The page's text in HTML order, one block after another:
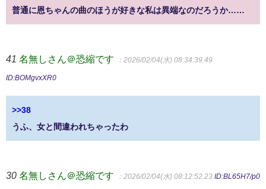
普通に恩ちゃんの曲のほうが好きな私は異端なのだろうか……
41 名無しさん＠恐縮です ：2026/02/04(水) 08:34:39.49
ID:BOMgvxXR0
>>38
うふ、女と間違われちゃったわ
30 名無しさん＠恐縮です ：2026/02/04(水) 08:12:52.23 ID:BL65H7/p0